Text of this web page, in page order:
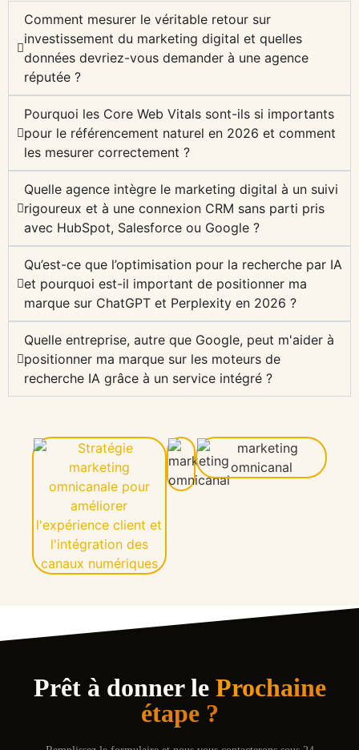
Comment mesurer le véritable retour sur
investissement du marketing digital et quelles
données devriez-vous demander à une agence
réputée ?
Pourquoi les Core Web Vitals sont-ils si importants
pour le référencement naturel en 2026 et comment
les mesurer correctement ?
Quelle agence intègre le marketing digital à un suivi
rigoureux et à une connexion CRM sans parti pris
avec HubSpot, Salesforce ou Google ?
Qu’est-ce que l’optimisation pour la recherche par IA
et pourquoi est-il important de positionner ma
marque sur ChatGPT et Perplexity en 2026 ?
Quelle entreprise, autre que Google, peut m'aider à
positionner ma marque sur les moteurs de
recherche IA grâce à un service intégré ?
Prêt à donner le Prochaine
étape ?